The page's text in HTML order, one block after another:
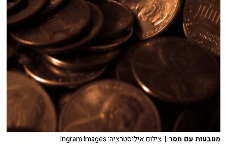
מטבעות עם מסר | צילום אילוסטרציה: Ingram Images